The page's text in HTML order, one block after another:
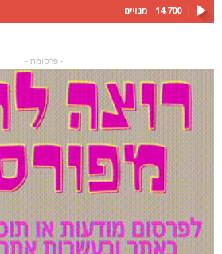
14,700 מנויים
- פרסומת -